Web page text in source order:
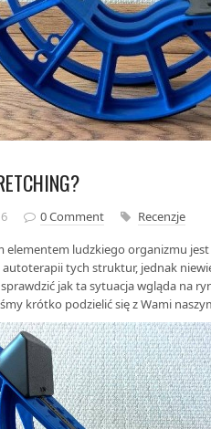
0 Comment
Recenzje
elementem ludzkiego organizmu
tych struktur, jednak
jak ta sytuacja wgląda na
krótko podzielić się z Wami